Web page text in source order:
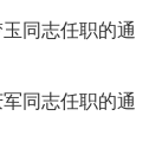
同志任职的通
同志任职的通